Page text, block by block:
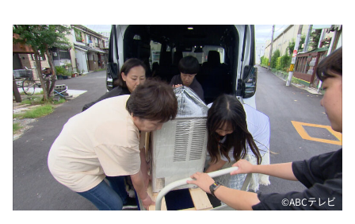
©️ABCテレビ